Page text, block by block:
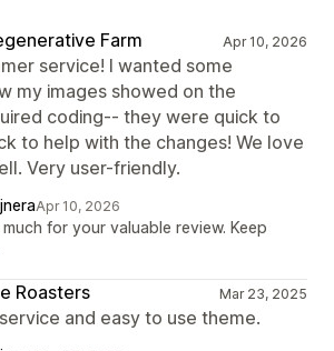
Farm Apr 10, 2026
service! I wanted some
my images showed on the
coding-- they were quick to
to help with the changes! We love
Very user-friendly.
Apr 10, 2026
for your valuable review. Keep
Roasters Mar 23, 2025
and easy to use theme.